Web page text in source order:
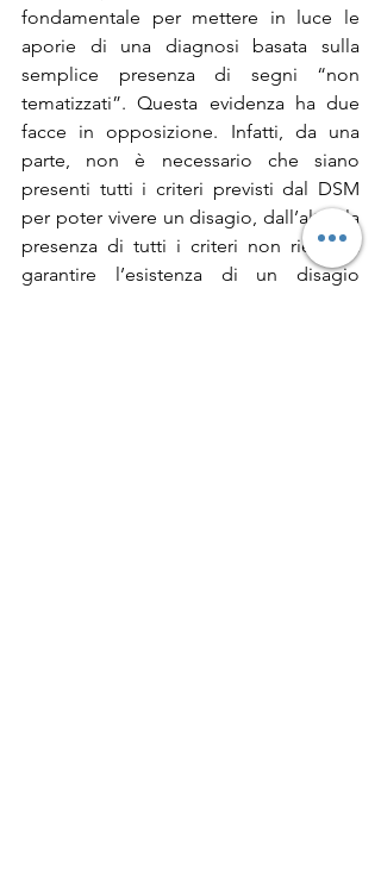
fondamentale per mettere in luce le
aporie di una diagnosi basata sulla
semplice presenza di segni “non
tematizzati”. Questa evidenza ha due
facce in opposizione. Infatti, da una
parte, non è necessario che siano
presenti tutti i criteri previsti dal DSM
per poter vivere un disagio, dall’altra, la
presenza di tutti i criteri non riesce a
garantire l’esistenza di un disagio